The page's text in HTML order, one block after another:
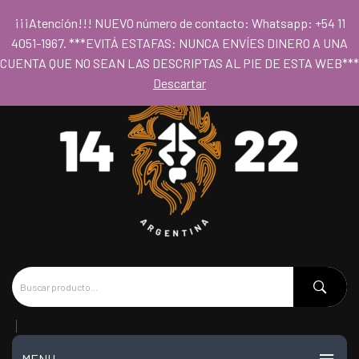
- Horario 09hs a 18hs
¡¡¡Atención!!! NUEVO número de contacto: Whatsapp: +54 11
4051-1967. ***EVITÁ ESTAFAS: NUNCA ENVÍES DINERO A UNA
CUENTA QUE NO SEAN LAS DESCRIPTAS AL PIE DE ESTA WEB***
Descartar